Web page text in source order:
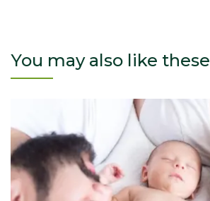
You may also like these